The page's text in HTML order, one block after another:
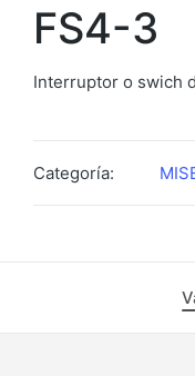
FS4-3
Interruptor o swich
Categoría: